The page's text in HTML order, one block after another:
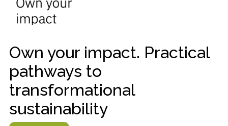
Own your impact. Practical
pathways to
transformational
sustainability